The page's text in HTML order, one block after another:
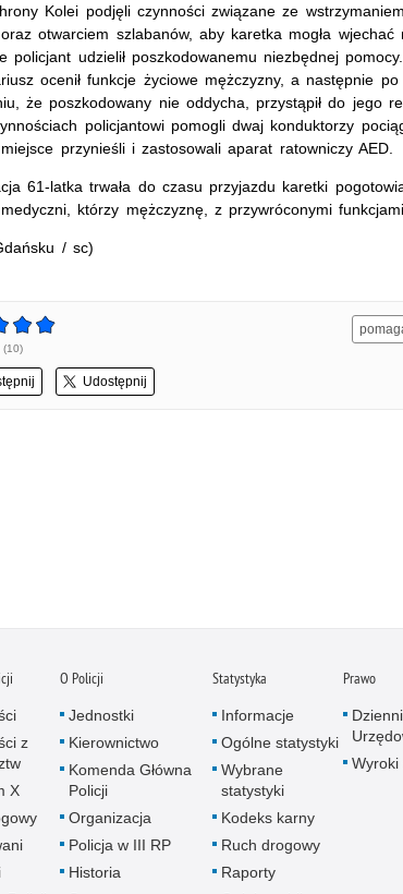
Kolei podjęli czynności związane ze
otwarciem szlabanów, aby karetka mogła wjechać
policjant udzielił poszkodowanemu niezbędnej pomocy.
ocenił funkcje życiowe mężczyzny, a następnie po
że poszkodowany nie oddycha, przystąpił do jego
policjantowi pomogli dwaj konduktorzy
przynieśli i zastosowali aparat ratowniczy AED.
61-latka trwała do czasu przyjazdu karetki
którzy mężczyznę, z przywróconymi
/ sc)
(10)
Udostępnij
z
X
O Policji
Jednostki
Kierownictwo
Komenda Główna
Policji
Organizacja
Policja w III RP
Historia
Statystyka
Informacje
Ogólne statystyki
Wybrane
statystyki
Kodeks karny
Ruch drogowy
Raporty
Prawo
Wyroki